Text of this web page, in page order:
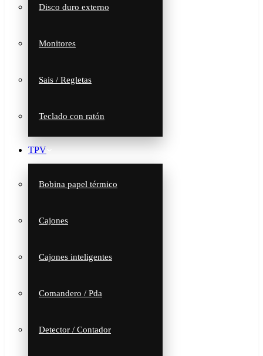
Disco duro externo
Monitores
Sais / Regletas
Teclado con ratón
TPV
Bobina papel térmico
Cajones
Cajones inteligentes
Comandero / Pda
Detector / Contador